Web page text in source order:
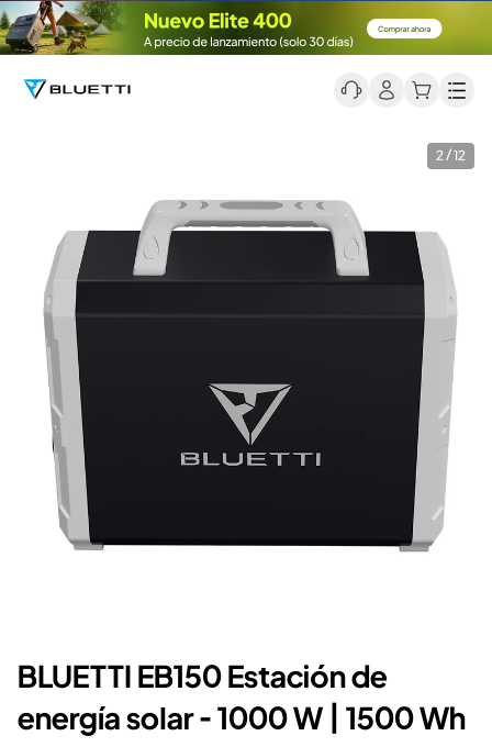
2 / 12
BLUETTI EB150 Estación de
energía solar - 1000 W | 1500 Wh